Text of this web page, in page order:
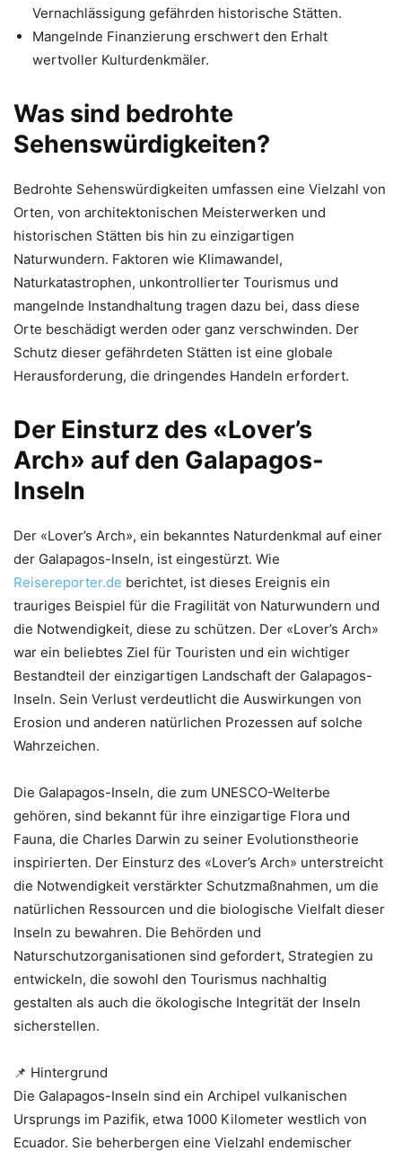
Vernachlässigung gefährden historische Stätten.
Mangelnde Finanzierung erschwert den Erhalt
wertvoller Kulturdenkmäler.
Was sind bedrohte
Sehenswürdigkeiten?
Bedrohte Sehenswürdigkeiten umfassen eine Vielzahl von
Orten, von architektonischen Meisterwerken und
historischen Stätten bis hin zu einzigartigen
Naturwundern. Faktoren wie Klimawandel,
Naturkatastrophen, unkontrollierter Tourismus und
mangelnde Instandhaltung tragen dazu bei, dass diese
Orte beschädigt werden oder ganz verschwinden. Der
Schutz dieser gefährdeten Stätten ist eine globale
Herausforderung, die dringendes Handeln erfordert.
Der Einsturz des «Lover’s
Arch» auf den Galapagos-
Inseln
Der «Lover’s Arch», ein bekanntes Naturdenkmal auf einer
der Galapagos-Inseln, ist eingestürzt. Wie
Reisereporter.de berichtet, ist dieses Ereignis ein
trauriges Beispiel für die Fragilität von Naturwundern und
die Notwendigkeit, diese zu schützen. Der «Lover’s Arch»
war ein beliebtes Ziel für Touristen und ein wichtiger
Bestandteil der einzigartigen Landschaft der Galapagos-
Inseln. Sein Verlust verdeutlicht die Auswirkungen von
Erosion und anderen natürlichen Prozessen auf solche
Wahrzeichen.
Die Galapagos-Inseln, die zum UNESCO-Welterbe
gehören, sind bekannt für ihre einzigartige Flora und
Fauna, die Charles Darwin zu seiner Evolutionstheorie
inspirierten. Der Einsturz des «Lover’s Arch» unterstreicht
die Notwendigkeit verstärkter Schutzmaßnahmen, um die
natürlichen Ressourcen und die biologische Vielfalt dieser
Inseln zu bewahren. Die Behörden und
Naturschutzorganisationen sind gefordert, Strategien zu
entwickeln, die sowohl den Tourismus nachhaltig
gestalten als auch die ökologische Integrität der Inseln
sicherstellen.
📌 Hintergrund
Die Galapagos-Inseln sind ein Archipel vulkanischen
Ursprungs im Pazifik, etwa 1000 Kilometer westlich von
Ecuador. Sie beherbergen eine Vielzahl endemischer